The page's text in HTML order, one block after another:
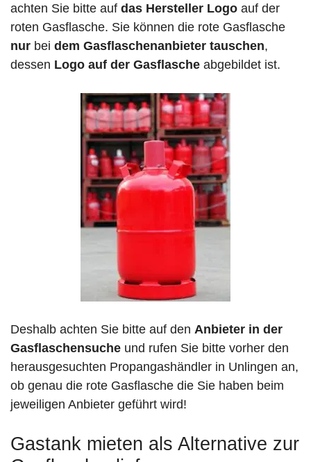
achten Sie bitte auf das Hersteller Logo auf der
roten Gasflasche. Sie können die rote Gasflasche
nur bei dem Gasflaschenanbieter tauschen,
dessen Logo auf der Gasflasche abgebildet ist.
Deshalb achten Sie bitte auf den Anbieter in der
Gasflaschensuche und rufen Sie bitte vorher den
herausgesuchten Propangashändler in Unlingen an,
ob genau die rote Gasflasche die Sie haben beim
jeweiligen Anbieter geführt wird!
Gastank mieten als Alternative zur